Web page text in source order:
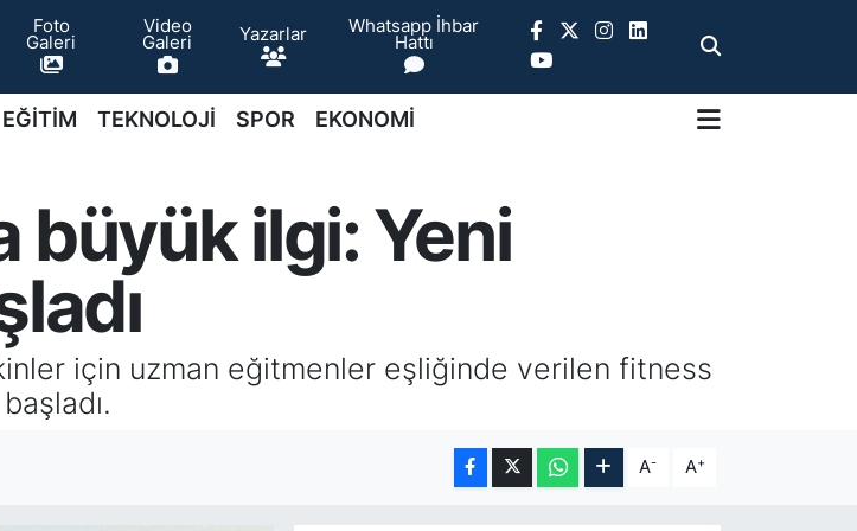
Foto
Galeri
Video
Galeri Yazarlar Whatsapp İhbar
Hattı
EĞİTİM TEKNOLOJİ SPOR EKONOMİ
büyük ilgi: Yeni
için uzman eğitmenler eşliğinde verilen fitness
A- A+